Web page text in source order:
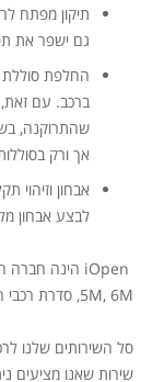
תיקון מפתח
גם ישפר את
החלפת סוללת
שהתרוקנה,
אך ורק
אבחון
לבצע אבחון
5M, 6M, סדרת רכבי השטח 1X, 3X, 5X, 6X ועוד.
סל השירותים שלנו
שירות שאנו מציעים